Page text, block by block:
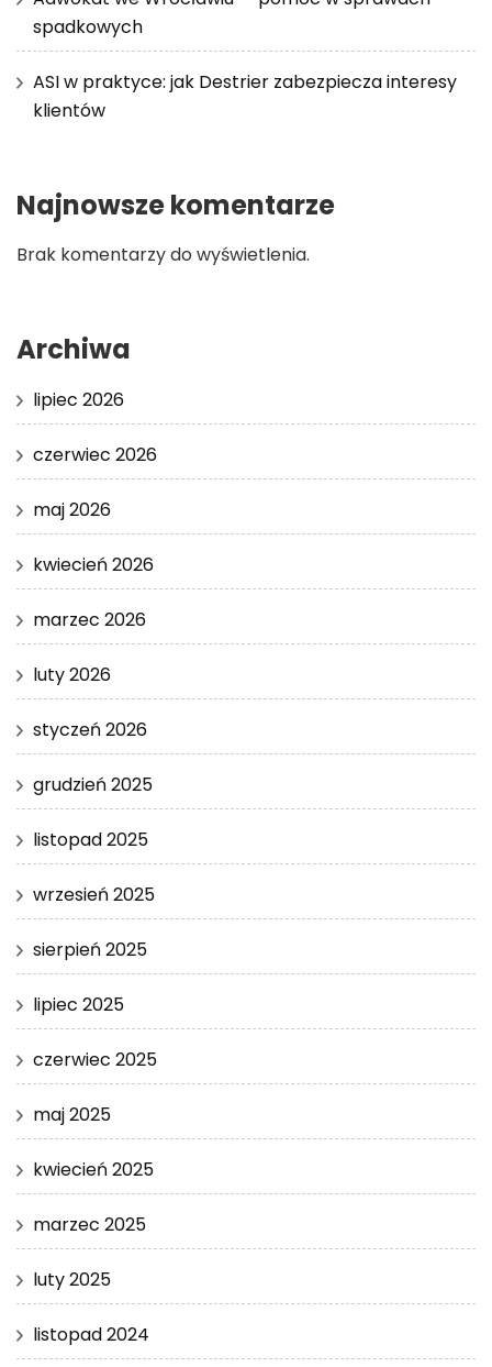
spadkowych
ASI w praktyce: jak Destrier zabezpiecza interesy
klientów
Najnowsze komentarze
Brak komentarzy do wyświetlenia.
Archiwa
lipiec 2026
czerwiec 2026
maj 2026
kwiecień 2026
marzec 2026
luty 2026
styczeń 2026
grudzień 2025
listopad 2025
wrzesień 2025
sierpień 2025
lipiec 2025
czerwiec 2025
maj 2025
kwiecień 2025
marzec 2025
luty 2025
listopad 2024